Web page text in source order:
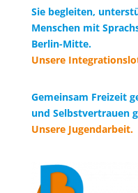
Sie begleiten,
Menschen mit
Berlin-Mitte.
Unsere
Gemeinsam Freizeit
und Selbstvertrauen
Unsere Jugendarbeit.